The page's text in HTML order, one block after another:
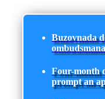
Buzovnada
Four-month
prompt an